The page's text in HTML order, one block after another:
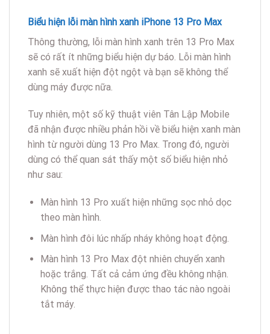
Biểu hiện lỗi màn hình xanh iPhone 13 Pro Max
Thông thường, lỗi màn hình xanh trên 13 Pro Max
sẽ có rất ít những biểu hiện dự báo. Lỗi màn hình
xanh sẽ xuất hiện đột ngột và bạn sẽ không thể
dùng máy được nữa.
Tuy nhiên, một số kỹ thuật viên Tân Lập Mobile
đã nhận được nhiều phản hồi về biểu hiện xanh màn
hình từ người dùng 13 Pro Max. Trong đó, người
dùng có thể quan sát thấy một số biểu hiện nhỏ
như sau:
Màn hình 13 Pro xuất hiện những sọc nhỏ dọc
theo màn hình.
Màn hình đôi lúc nhấp nháy không hoạt động.
Màn hình 13 Pro Max đột nhiên chuyển xanh
hoặc trắng. Tất cả cảm ứng đều không nhận.
Không thể thực hiện được thao tác nào ngoài
tắt máy.